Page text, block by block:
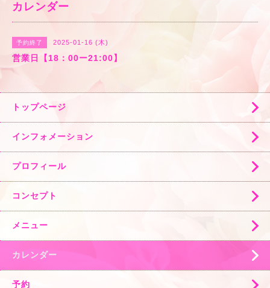
カレンダー
予約終了 2025-01-16 (木)
営業日【18：00ー21:00】
トップページ
インフォメーション
プロフィール
コンセプト
メニュー
カレンダー
予約